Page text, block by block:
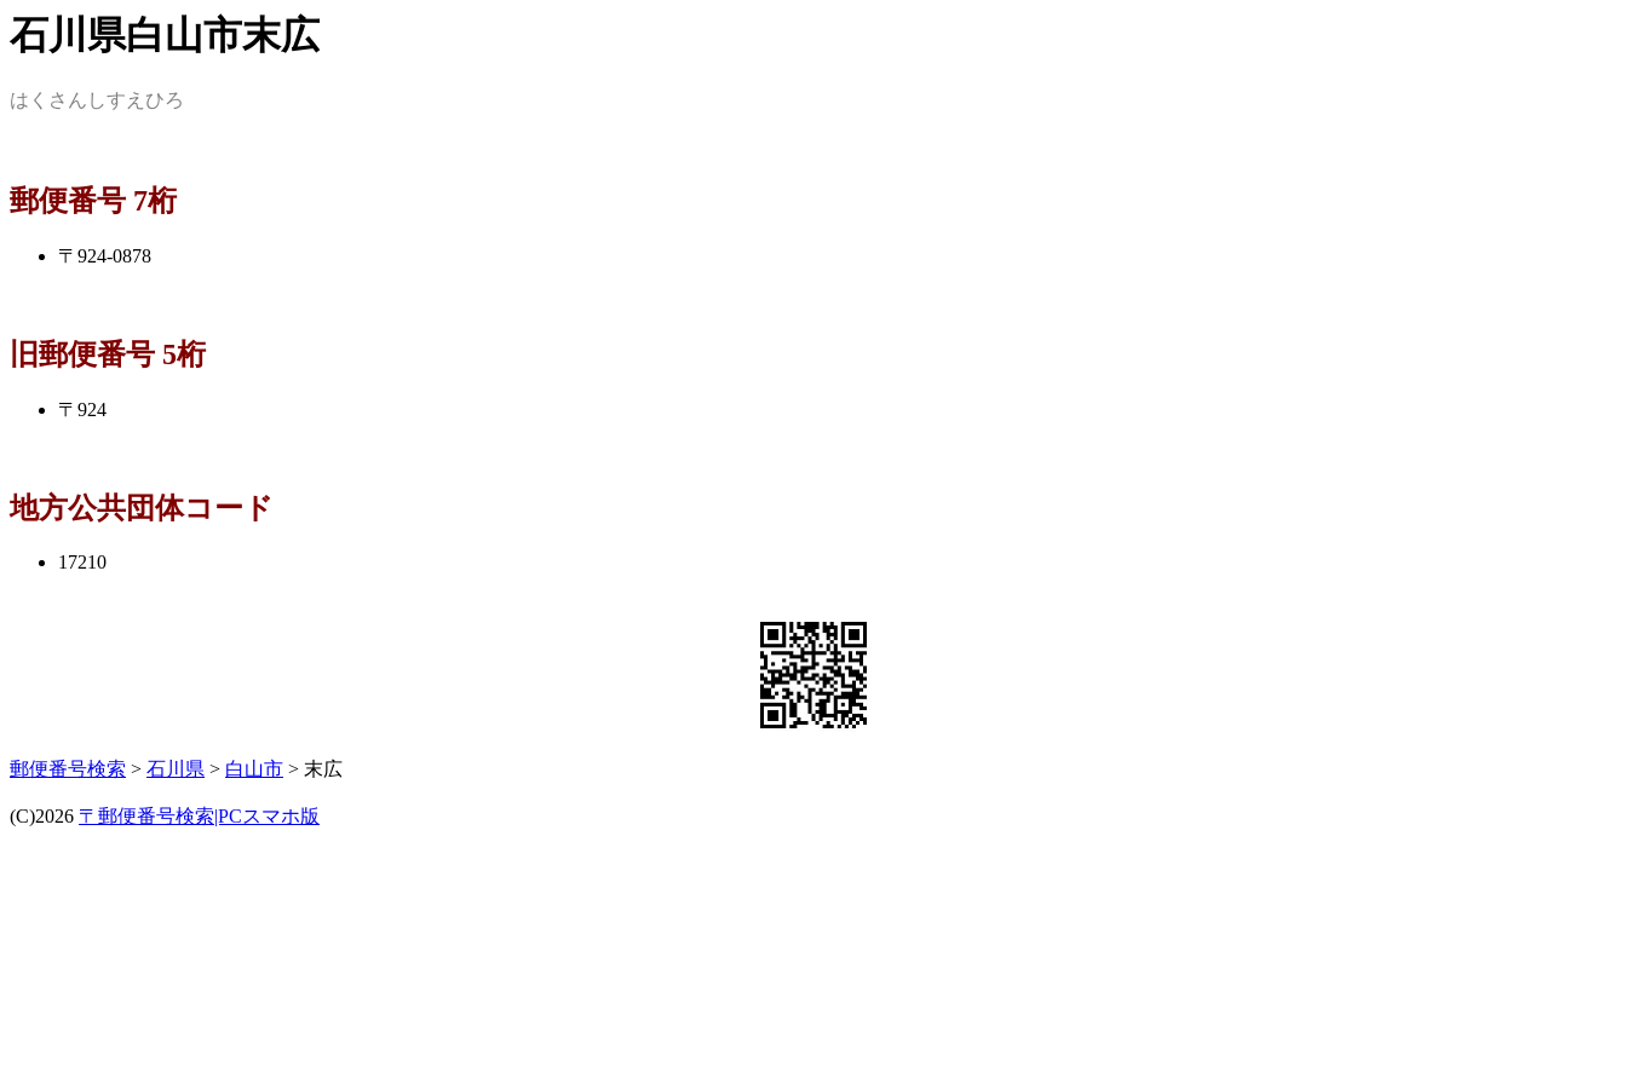
石川県白山市末広
はくさんしすえひろ
郵便番号 7桁
〒924-0878
旧郵便番号 5桁
〒924
地方公共団体コード
17210
郵便番号検索 > 石川県 > 白山市 > 末広
(C)2026 〒郵便番号検索|PCスマホ版